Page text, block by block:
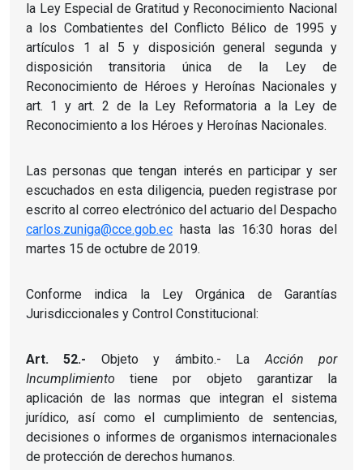
la Ley Especial de Gratitud y Reconocimiento Nacional
a los Combatientes del Conflicto Bélico de 1995 y
artículos 1 al 5 y disposición general segunda y
disposición transitoria única de la Ley de
Reconocimiento de Héroes y Heroínas Nacionales y
art. 1 y art. 2 de la Ley Reformatoria a la Ley de
Reconocimiento a los Héroes y Heroínas Nacionales.
Las personas que tengan interés en participar y ser
escuchados en esta diligencia, pueden registrase por
escrito al correo electrónico del actuario del Despacho
carlos.zuniga@cce.gob.ec hasta las 16:30 horas del
martes 15 de octubre de 2019.
Conforme indica la Ley Orgánica de Garantías
Jurisdiccionales y Control Constitucional:
Art. 52.- Objeto y ámbito.- LaAcción por
Incumplimiento tiene por objeto garantizar la
aplicación de las normas que integran el sistema
jurídico, así como el cumplimiento de sentencias,
decisiones o informes de organismos internacionales
de protección de derechos humanos.